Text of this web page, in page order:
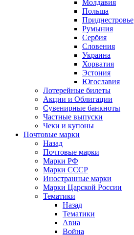
Молдавия
Польша
Приднестровье
Румыния
Сербия
Словения
Украина
Хорватия
Эстония
Югославия
Лотерейные билеты
Акции и Облигации
Сувенирные банкноты
Частные выпуски
Чеки и купоны
Почтовые марки
Назад
Почтовые марки
Марки РФ
Марки СССР
Иностранные марки
Марки Царской России
Тематики
Назад
Тематики
Авиа
Война